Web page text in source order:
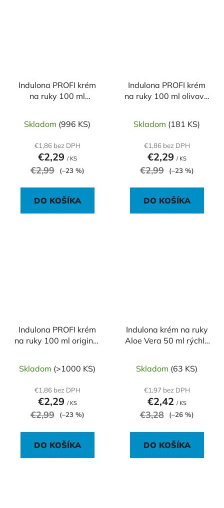
Indulona PROFI krém
na ruky 100 ml
Skladom (996 KS)
€1,86 bez DPH
€2,29 / KS
€2,99 (–23 %)
DO KOŠÍKA
Indulona PROFI krém
na ruky 100 ml olivová
Skladom (181 KS)
€1,86 bez DPH
€2,29 / KS
€2,99 (–23 %)
DO KOŠÍKA
Indulona PROFI krém
na ruky 100 ml originál
Skladom (>1000 KS)
€1,86 bez DPH
€2,29 / KS
€2,99 (–23 %)
DO KOŠÍKA
Indulona krém na ruky
Aloe Vera 50 ml rýchle
Skladom (63 KS)
€1,97 bez DPH
€2,42 / KS
€3,28 (–26 %)
DO KOŠÍKA